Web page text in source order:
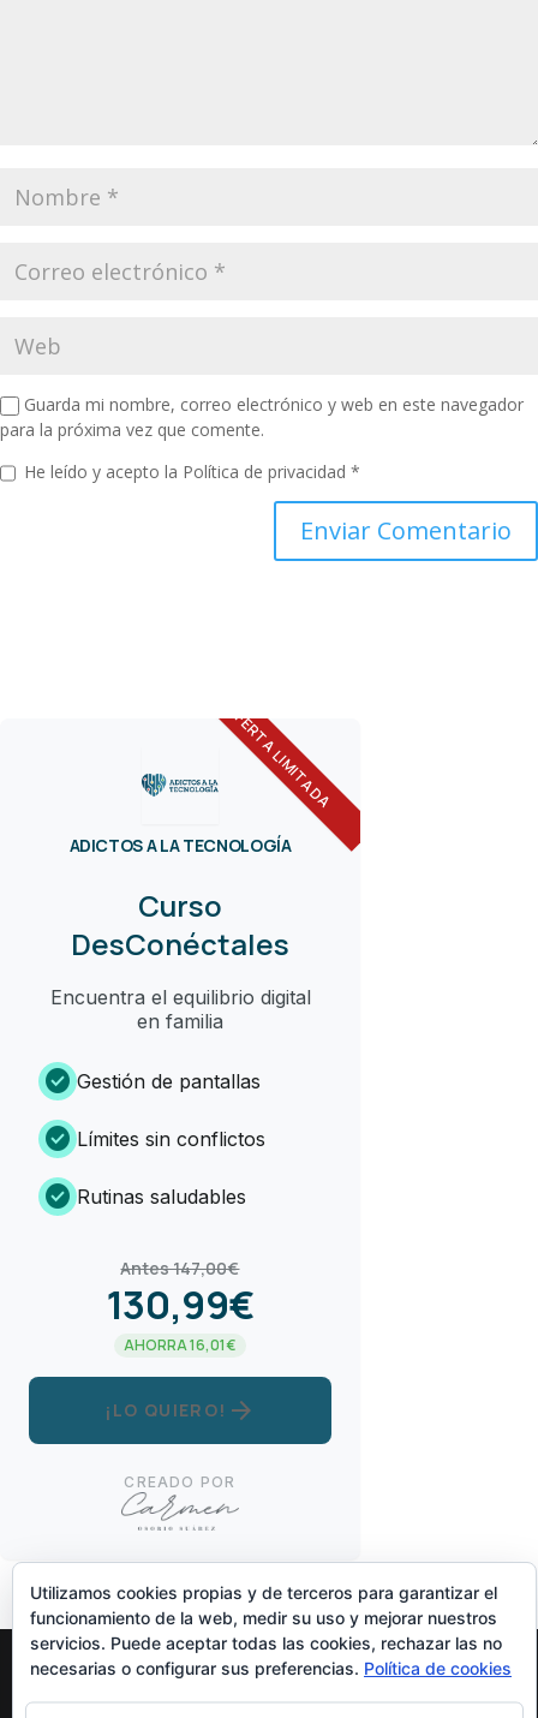
Guarda mi nombre, correo electrónico y web en este navegador
para la próxima vez que comente.
He leído y acepto la Política de privacidad *
OFERTA LIMITADA
ADICTOS A LA TECNOLOGÍA
Curso
DesConéctales
Encuentra el equilibrio digital
en familia
check_circle Gestión de pantallas
check_circle Límites sin conflictos
check_circle Rutinas saludables
Antes 147,00€
130,99€
AHORRA 16,01€
¡LO QUIERO! arrow_forward
CREADO POR
Diseñado PorElegant Themes| Funciona ConWordPress
Utilizamos cookies propias y de terceros para garantizar el
funcionamiento de la web, medir su uso y mejorar nuestros
servicios. Puede aceptar todas las cookies, rechazar las no
necesarias o configurar sus preferencias. Política de cookies